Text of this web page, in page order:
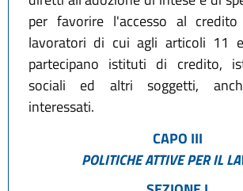
per favorire l'accesso al
lavoratori di cui agli articoli 11
partecipano istituti di credito,
sociali ed altri soggetti,
interessati.
CAPO III
POLITICHE ATTIVE PER IL